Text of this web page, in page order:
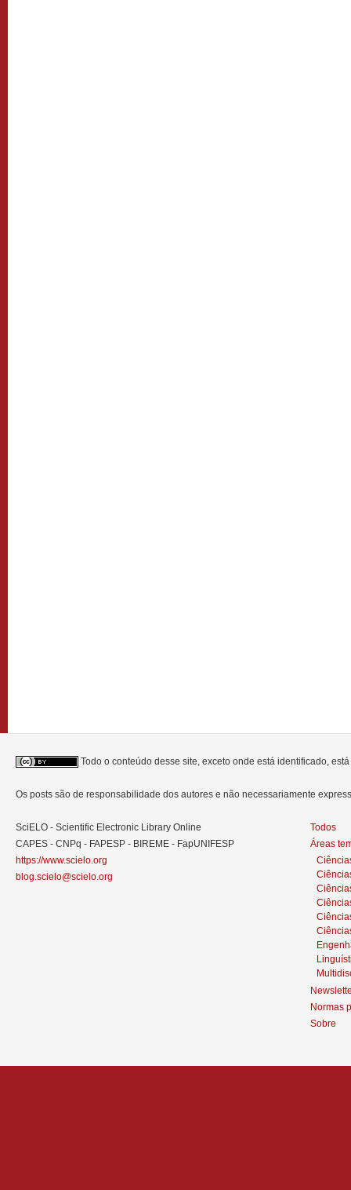
Todo o conteúdo desse site, exceto onde está identificado,
Os posts são de responsabilidade dos autores e não necessariamente
SciELO - Scientific Electronic Library Online
CAPES - CNPq - FAPESP - BIREME - FapUNIFESP
https://www.scielo.org
blog.scielo@scielo.org
Todos
Áreas
Normas
Sobre